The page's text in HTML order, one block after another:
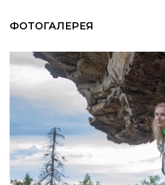
ФОТОГАЛЕРЕЯ